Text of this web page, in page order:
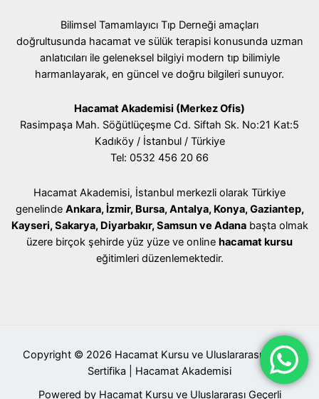
Bilimsel Tamamlayıcı Tıp Derneği amaçları
doğrultusunda hacamat ve sülük terapisi konusunda uzman
anlatıcıları ile geleneksel bilgiyi modern tıp bilimiyle
harmanlayarak, en güncel ve doğru bilgileri sunuyor.
Hacamat Akademisi (Merkez Ofis)
Rasimpaşa Mah. Söğütlüçeşme Cd. Siftah Sk. No:21 Kat:5
Kadıköy / İstanbul / Türkiye
Tel: 0532 456 20 66
Hacamat Akademisi, İstanbul merkezli olarak Türkiye
genelinde Ankara, İzmir, Bursa, Antalya, Konya, Gaziantep,
Kayseri, Sakarya, Diyarbakır, Samsun ve Adanabaşta olmak
üzere birçok şehirde yüz yüze ve online hacamat kursu
eğitimleri düzenlemektedir.
Copyright © 2026 Hacamat Kursu ve Uluslararası Geçerli
Sertifika | Hacamat Akademisi
Powered by Hacamat Kursu ve Uluslararası Geçerli